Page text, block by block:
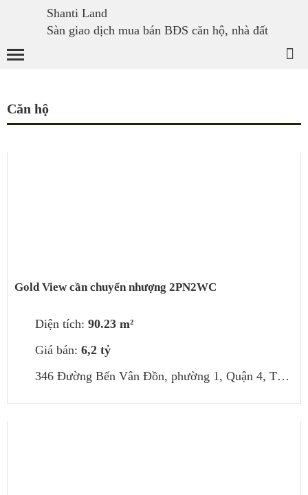
Shanti Land
Sàn giao dịch mua bán BĐS căn hộ, nhà đất
Căn hộ
Gold View cần chuyển nhượng 2PN2WC
Diện tích: 90.23 m²
Giá bán: 6,2 tỷ
346 Đường Bến Vân Đồn, phường 1, Quận 4, Thành phố Hồ Chí Minh, Việt Nam